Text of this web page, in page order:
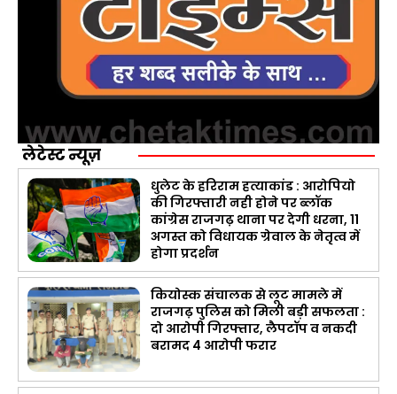
लेटेस्ट न्यूज़
धुलेट के हरिराम हत्याकांड : आरोपियो
की गिरफ्तारी नही होने पर ब्लॉक
कांग्रेस राजगढ़ थाना पर देगी धरना, 11
अगस्त को विधायक ग्रेवाल के नेतृत्व में
होगा प्रदर्शन
कियोस्क संचालक से लूट मामले में
राजगढ़ पुलिस को मिली बड़ी सफलता :
दो आरोपी गिरफ्तार, लैपटॉप व नकदी
बरामद 4 आरोपी फरार